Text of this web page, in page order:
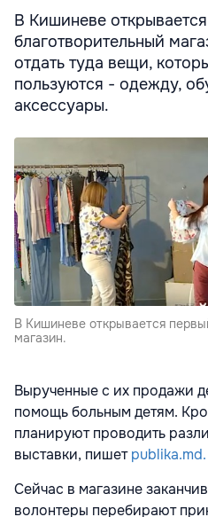
В Кишиневе
благотворительный
отдать туда вещи,
пользуются - одежду,
аксессуары.
В Кишиневе открывается
магазин.
Вырученные с их продажи
помощь больным детям.
планируют проводить
выставки, пишетpublika.md.
Сейчас в магазине
волонтеры перебирают